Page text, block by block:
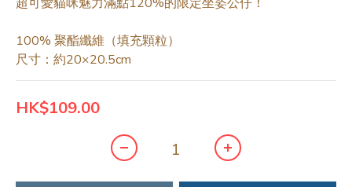
100% 聚酯纖維（填充顆粒）
尺寸：約20×20.5cm
HK$109.00